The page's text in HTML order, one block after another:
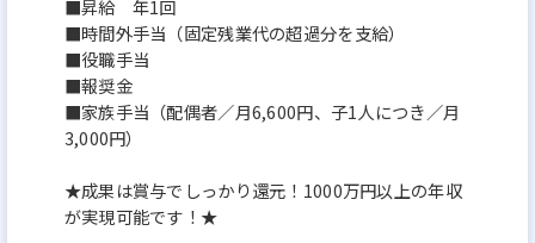
■昇給 年1回
■時間外手当（固定残業代の超過分を支給）
■役職手当
■報奨金
■家族手当（配偶者／月6,600円、子1人につき／月
3,000円）
★成果は賞与でしっかり還元！1000万円以上の年収
が実現可能です！★